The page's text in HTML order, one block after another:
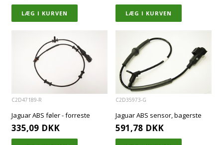
C2D47189-R
Jaguar ABS føler - forreste
335,09 DKK
C2D35973-G
Jaguar ABS sensor, bagerste
591,78 DKK